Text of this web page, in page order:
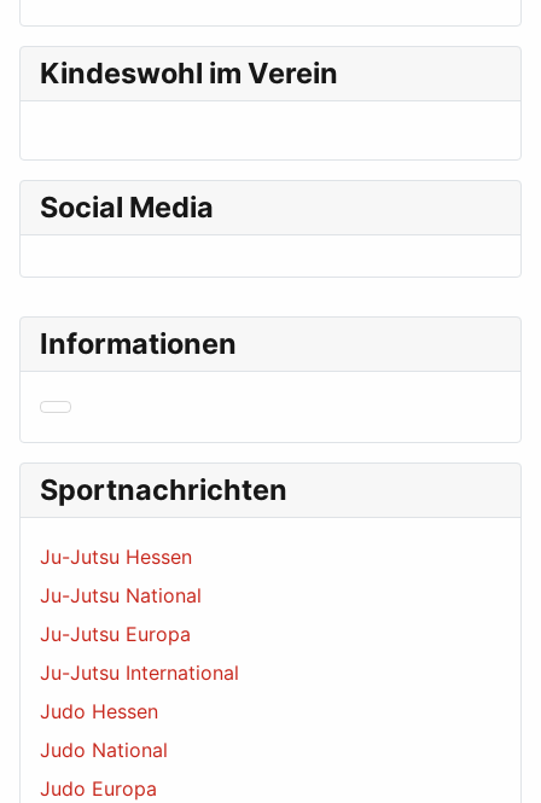
Informationen
Sportnachrichten
Ju-Jutsu Hessen
Ju-Jutsu National
Ju-Jutsu Europa
Ju-Jutsu International
Judo Hessen
Judo National
Judo Europa
Kindeswohl im Verein
Social Media